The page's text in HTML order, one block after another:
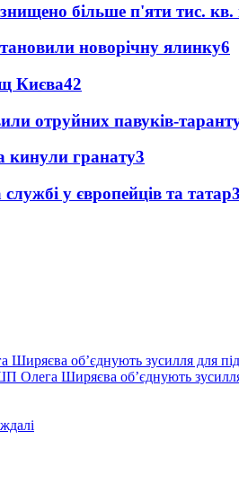
більше п'яти тис.
новорічну ялинку6
Києва42
отруйних павуків-
кинули гранату3
у європейців та татар3
Олега Ширяєва об’єднують